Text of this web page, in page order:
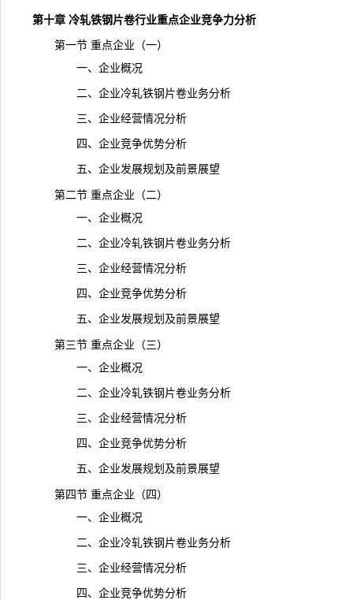
第十章 冷轧铁钢片卷行业重点企业竞争力分析
第一节 重点企业（一）
一、企业概况
二、企业冷轧铁钢片卷业务分析
三、企业经营情况分析
四、企业竞争优势分析
五、企业发展规划及前景展望
第二节 重点企业（二）
一、企业概况
二、企业冷轧铁钢片卷业务分析
三、企业经营情况分析
四、企业竞争优势分析
五、企业发展规划及前景展望
第三节 重点企业（三）
一、企业概况
二、企业冷轧铁钢片卷业务分析
三、企业经营情况分析
四、企业竞争优势分析
五、企业发展规划及前景展望
第四节 重点企业（四）
一、企业概况
二、企业冷轧铁钢片卷业务分析
三、企业经营情况分析
四、企业竞争优势分析